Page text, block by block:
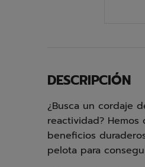
DESCRIPCIÓN
¿Busca un cordaje
reactividad?
beneficios
pelota para